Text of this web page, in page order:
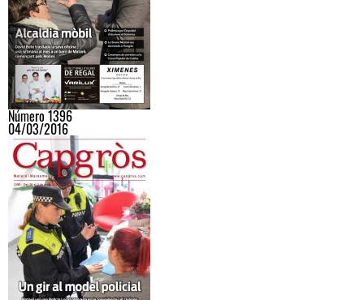
Número 1396
04/03/2016